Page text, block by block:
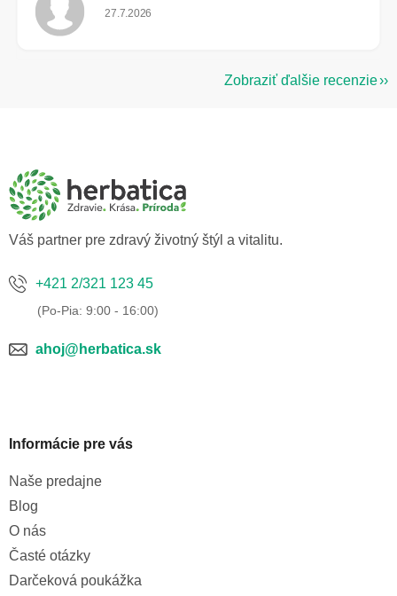
Hodnotenie obchodu je 5 z 5 hviezdičiek.
27.7.2026
Zobraziť ďalšie recenzie
Váš partner pre zdravý životný štýl a vitalitu.
+421 2/321 123 45
ahoj@herbatica.sk
Informácie pre vás
Naše predajne
Blog
O nás
Časté otázky
Darčeková poukážka